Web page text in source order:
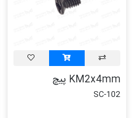
KM2x4mm پیچ
SC-102